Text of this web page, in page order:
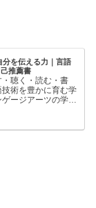
分を伝える力｜言語
推薦書
聴く・読む・書
術を豊かに育む学
ージアーツの学び